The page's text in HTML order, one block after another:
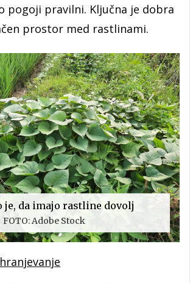
pogoji pravilni. Ključna je dobra
prostor med rastlinami.
je, da imajo rastline dovolj
FOTO: Adobe Stock